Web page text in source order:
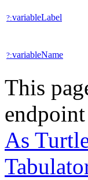
?:variableLabel
?:variableName
This
As